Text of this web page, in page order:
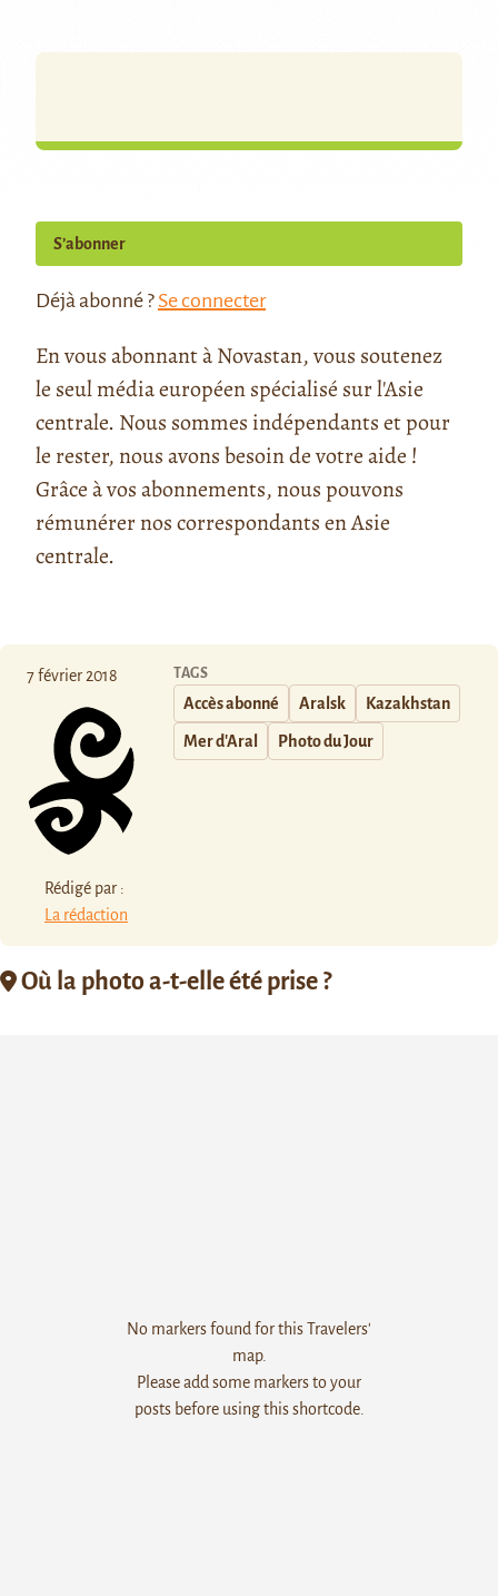
S’abonner
Déjà abonné ? Se connecter
En vous abonnant à Novastan, vous soutenez
le seul média européen spécialisé sur l'Asie
centrale. Nous sommes indépendants et pour
le rester, nous avons besoin de votre aide !
Grâce à vos abonnements, nous pouvons
rémunérer nos correspondants en Asie
centrale.
7 février 2018
Rédigé par :
La rédaction
TAGS
Accès abonné Aralsk Kazakhstan
Mer d'Aral Photo du Jour
Où la photo a-t-elle été prise ?
No markers found for this Travelers'
map.
Please add some markers to your
posts before using this shortcode.